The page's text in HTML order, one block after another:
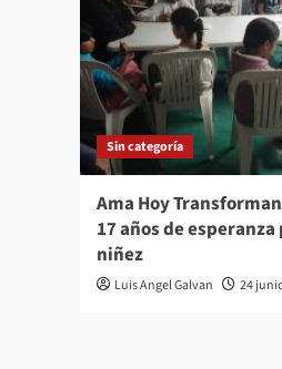
Sin categoría
Ama Hoy
17 años de esperanza
niñez
Luis Angel Galvan 24